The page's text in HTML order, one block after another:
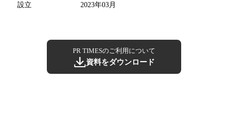
設立
2023年03月
PR TIMESのご利用について
資料をダウンロード